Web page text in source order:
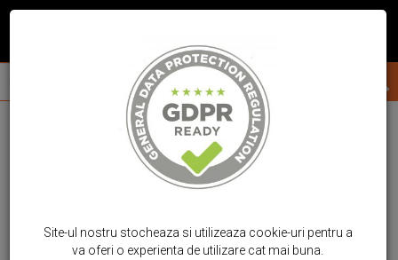
Site-ul nostru stocheaza si utilizeaza cookie-uri pentru a
va oferi o experienta de utilizare cat mai buna.